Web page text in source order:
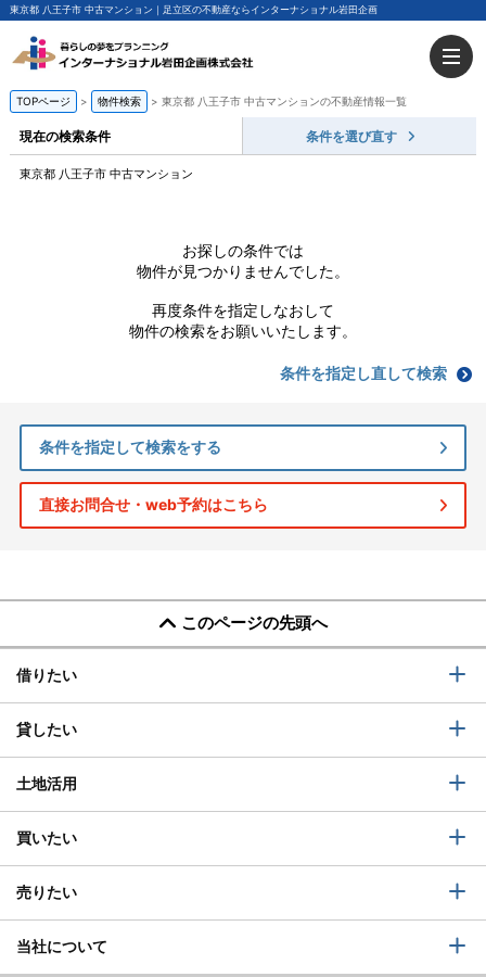
東京都 八王子市 中古マンション｜足立区の不動産ならインターナショナル岩田企画
TOPページ 物件検索 東京都 八王子市 中古マンションの不動産情報一覧
現在の検索条件 条件を選び直す
東京都 八王子市 中古マンション
お探しの条件では
物件が見つかりませんでした。
再度条件を指定しなおして
物件の検索をお願いいたします。
条件を指定し直して検索
条件を指定して検索をする
直接お問合せ・web予約はこちら
このページの先頭へ
借りたい
貸したい
土地活用
買いたい
売りたい
当社について